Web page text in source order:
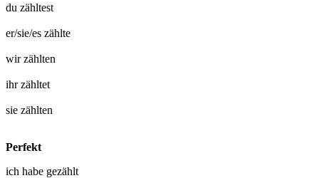
du zähltest
er/sie/es zählte
wirzählten
ihrzähltet
sie zählten
Perfekt
ich habe gezählt